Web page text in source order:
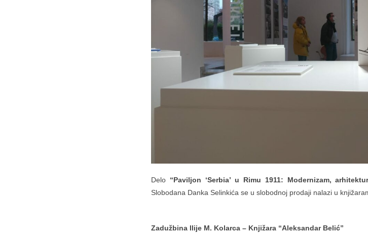
Delo “Paviljon ‘Serbia’ u Rimu 1911: Modernizam,
Slobodana Danka Selinkića se u slobodnoj prodaji nalazi u
Zadužbina Ilije M. Kolarca – Knjižara “Aleksandar Belić”